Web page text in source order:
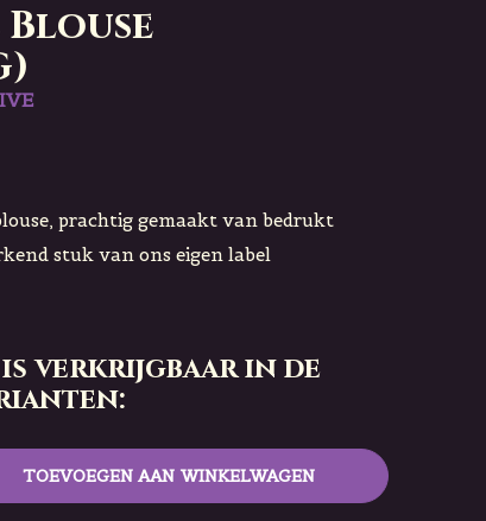
prachtig gemaakt van bedrukt
stuk van ons eigen label
verkrijgbaar in de
TOEVOEGEN AAN WINKELWAGEN